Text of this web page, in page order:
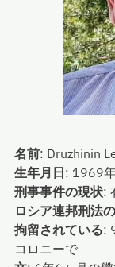
名前: Druzhinin
生年月日: 1969
刑事事件の現状:
ロシア連邦刑法
拘留されている:
コロニーで